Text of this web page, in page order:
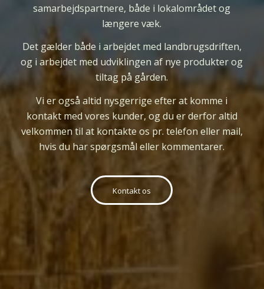
samarbejdspartnere, både i lokalområdet og
længere væk.
Det gælder både i arbejdet med landbrugsdriften,
og i arbejdet med udviklingen af nye produkter og
tiltag på gården.
Vi erogsåaltid nysgerrige efter at komme i
kontakt med vores kunder, og du er derfor altid
velkommen til at kontakte os pr. telefon eller mail,
hvis du har spørgsmål eller kommentarer.
Kontakt os